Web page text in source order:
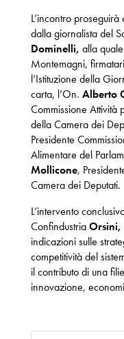
L’incontro
dalla giornalista del
Dominelli, alla
Montemagni,
l’Istituzione della
carta, l’On. Alberto
Commissione Attività
della Camera dei
Presidente
Alimentare del
Mollicone,
Camera dei Deputati.
L’intervento
ConfindustriaOrsini,
indicazioni sulle
competitività del
il contributo di una
innovazione,